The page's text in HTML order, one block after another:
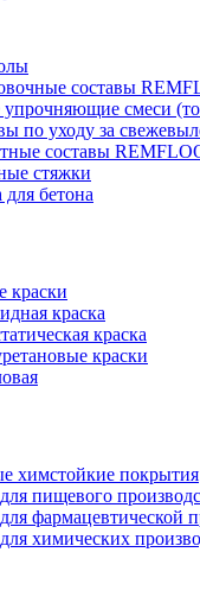
составы
упрочняющие смеси
по уходу за
составы
стяжки
бетона
краски
краска
краска
краски
химстойкие покрытия
пищевого
фармацевтической
химических